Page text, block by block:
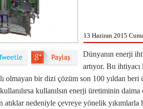
13 Haziran 2015
Dünyanın enerji
artıyor. Bu
olmayan bir dizi çözüm son 100 yıldan beri
kullanılsın enerji üretiminin daima
nedeniyle çevreye yönelik yıkımlarla